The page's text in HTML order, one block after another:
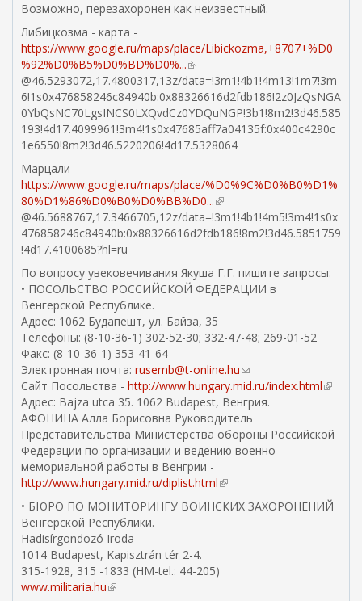
ш
н
я
я
с
с
ы
л
к
)
е
ш
н
я
я
с
с
к
)
Возможно, перезахоронен как неизвестный.
Либицкозма - карта -
https://www.google.ru/maps/place/Libickozma,+8707+%D0
%92%D0%B5%D0%BD%D0%...(
в
н
е
ш
н
с
с
ы
л
а
)
@46.5293072,17.4800317,13z/data=!3m1!4b1!4m13!1m7!3m
6!1s0x476858246c84940b:0x88326616d2fdb186!2z0JzQsNGA
0YbQsNC70LgsINCS0LXQvdCz0YDQuNGP!3b1!8m2!3d46.585
193!4d17.4099961!3m4!1s0x47685aff7a04135f:0x400c4290c
1e6550!8m2!3d46.5220206!4d17.5328064
Марцали -
https://www.google.ru/maps/place/%D0%9C%D0%B0%D1%
80%D1%86%D0%B0%D0%BB%D0...(
в
н
ш
н
я
я
с
с
л
к
а
)
@46.5688767,17.3466705,12z/data=!3m1!4b1!4m5!3m4!1s0x
476858246c84940b:0x88326616d2fdb186!8m2!3d46.5851759
!4d17.4100685?hl=ru
По вопросу увековечивания Якуша Г.Г. пишите запросы:
• ПОСОЛЬСТВО РОССИЙСКОЙ ФЕДЕРАЦИИ в
Венгерской Республике.
Адрес: 1062 Будапешт, ул. Байза, 35
Телефоны: (8-10-36-1) 302-52-30; 332-47-48; 269-01-52
Факс: (8-10-36-1) 353-41-64
Электронная почта: rusemb@t-online.hu(
с
с
ы
л
к
л
я
Сайт Посольства - http://www.hungary.mid.ru/index.html(
е
я
с
Адрес: ‎Bajza utca 35. 1062 Budapest, Венгрия.
АФОНИНА Алла Борисовна Руководитель
Представительства Министерства обороны Российской
Федерации по организации и ведению военно-
мемориальной работы в Венгрии -
http://www.hungary.mid.ru/diplist.html(
в
н
я
• БЮРО ПО МОНИТОРИНГУ ВОИНСКИХ ЗАХОРОНЕНИЙ
Венгерской Республики.
Hadisírgondozó Iroda
1014 Budapest, Kapisztrán tér 2-4.
315-1928, 315 -1833 (HM-tel.: 44-205)
www.militaria.hu(